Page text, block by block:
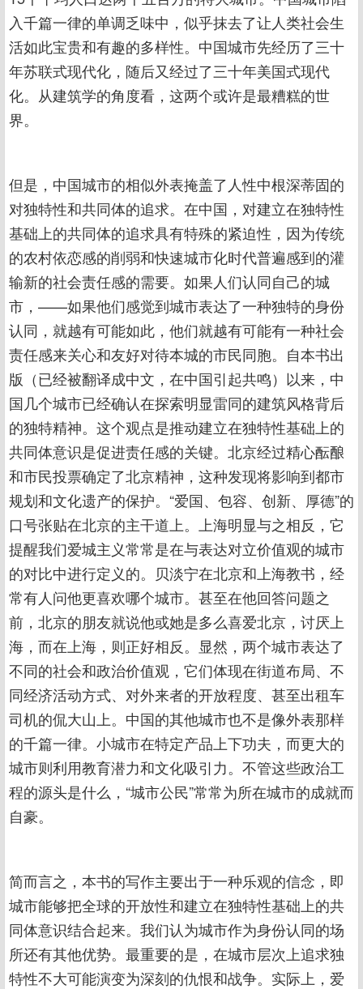
入千篇一律的单调乏味中，似乎抹去了让人类社会生
活如此宝贵和有趣的多样性。中国城市先经历了三十
年苏联式现代化，随后又经过了三十年美国式现代
化。从建筑学的角度看，这两个或许是最糟糕的世
界。
但是，中国城市的相似外表掩盖了人性中根深蒂固的
对独特性和共同体的追求。在中国，对建立在独特性
基础上的共同体的追求具有特殊的紧迫性，因为传统
的农村依恋感的削弱和快速城市化时代普遍感到的灌
输新的社会责任感的需要。如果人们认同自己的城
市，——如果他们感觉到城市表达了一种独特的身份
认同，就越有可能如此，他们就越有可能有一种社会
责任感来关心和友好对待本城的市民同胞。自本书出
版（已经被翻译成中文，在中国引起共鸣）以来，中
国几个城市已经确认在探索明显雷同的建筑风格背后
的独特精神。这个观点是推动建立在独特性基础上的
共同体意识是促进责任感的关键。北京经过精心酝酿
和市民投票确定了北京精神，这种发现将影响到都市
规划和文化遗产的保护。“爱国、包容、创新、厚德”的
口号张贴在北京的主干道上。上海明显与之相反，它
提醒我们爱城主义常常是在与表达对立价值观的城市
的对比中进行定义的。贝淡宁在北京和上海教书，经
常有人问他更喜欢哪个城市。甚至在他回答问题之
前，北京的朋友就说他或她是多么喜爱北京，讨厌上
海，而在上海，则正好相反。显然，两个城市表达了
不同的社会和政治价值观，它们体现在街道布局、不
同经济活动方式、对外来者的开放程度、甚至出租车
司机的侃大山上。中国的其他城市也不是像外表那样
的千篇一律。小城市在特定产品上下功夫，而更大的
城市则利用教育潜力和文化吸引力。不管这些政治工
程的源头是什么，“城市公民”常常为所在城市的成就而
自豪。
简而言之，本书的写作主要出于一种乐观的信念，即
城市能够把全球的开放性和建立在独特性基础上的共
同体意识结合起来。我们认为城市作为身份认同的场
所还有其他优势。最重要的是，在城市层次上追求独
特性不大可能演变为深刻的仇恨和战争。实际上，爱